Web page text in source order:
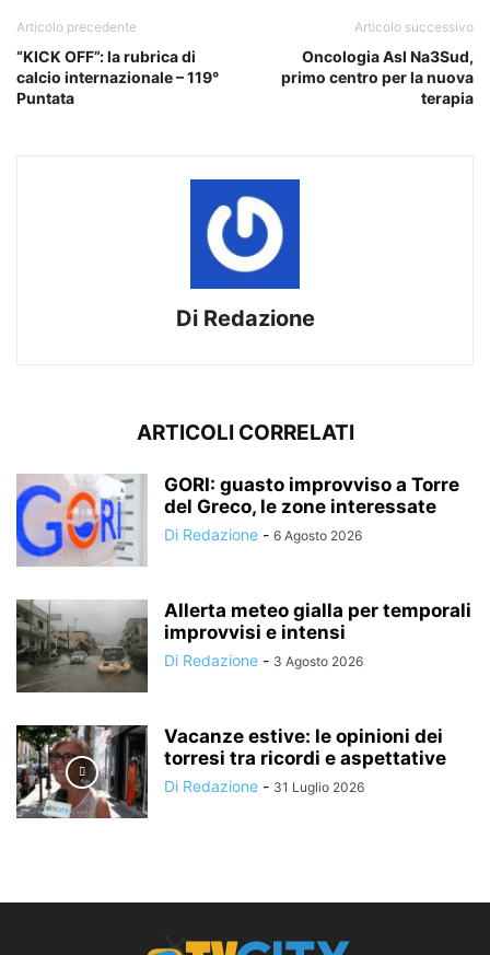
Articolo precedente
“KICK OFF”: la rubrica di
calcio internazionale – 119°
Puntata
Articolo successivo
Oncologia Asl Na3Sud,
primo centro per la nuova
terapia
Di Redazione
ARTICOLI CORRELATI
GORI: guasto improvviso a Torre
del Greco, le zone interessate
Di Redazione - 6 Agosto 2026
Allerta meteo gialla per temporali
improvvisi e intensi
Di Redazione - 3 Agosto 2026
Vacanze estive: le opinioni dei
torresi tra ricordi e aspettative
Di Redazione - 31 Luglio 2026